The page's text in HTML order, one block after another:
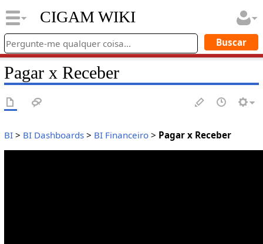
CIGAM WIKI
Pagar x Receber
BI> BI Dashboards> BI Financeiro> Pagar x Receber